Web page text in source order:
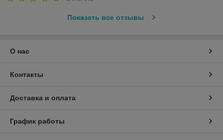
Показать все отзывы
О нас
Контакты
Доставка и оплата
График работы